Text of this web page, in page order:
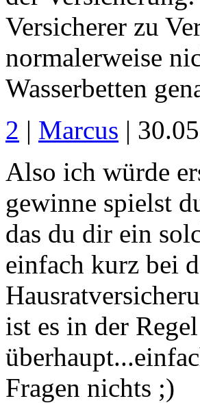
Versicherer zu
normalerweise
Wasserbetten
2 | Marcus |
Also ich würde
gewinne spielst
das du dir ein
einfach kurz bei
ist es in der
Fragen nichts ;)